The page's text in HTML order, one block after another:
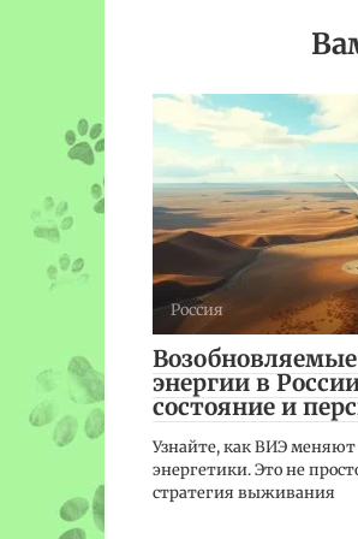
Россия
энергии в
состояние и
Узнайте, как ВИЭ меняют
энергетики. Это не
стратегия выживания